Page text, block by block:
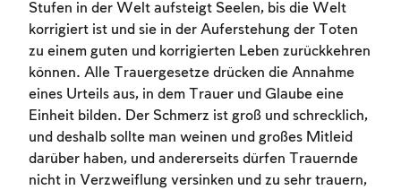
Stufen in der Welt aufsteigt Seelen, bis die Welt
korrigiert ist und sie in der Auferstehung der Toten
zu einem guten und korrigierten Leben zurückkehren
können. Alle Trauergesetze drücken die Annahme
eines Urteils aus, in dem Trauer und Glaube eine
Einheit bilden. Der Schmerz ist groß und schrecklich,
und deshalb sollte man weinen und großes Mitleid
darüber haben, und andererseits dürfen Trauernde
nicht in Verzweiflung versinken und zu sehr trauern,